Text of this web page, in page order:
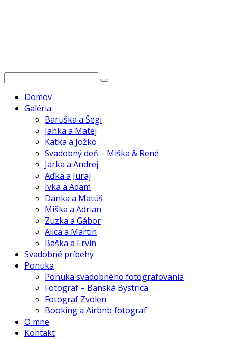
Domov
Galéria
Baruška a Šegi
Janka a Matej
Katka a Jožko
Svadobný deň – Miška & René
Jarka a Andrej
Aďka a Juraj
Ivka a Adam
Danka a Matúš
Miška a Adrian
Zuzka a Gábor
Alica a Martin
Baška a Ervín
Svadobné príbehy
Ponuka
Ponuka svadobného fotografovania
Fotograf – Banská Bystrica
Fotograf Zvolen
Booking a Airbnb fotograf
O mne
Kontakt